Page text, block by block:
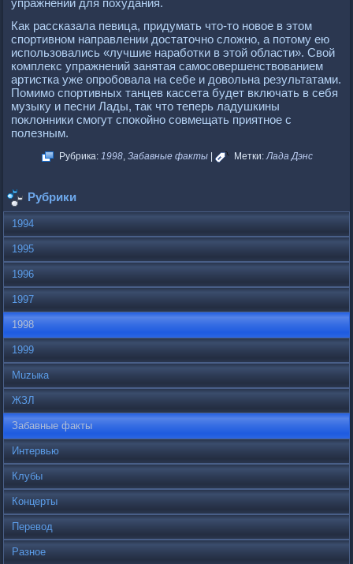
упражнений для похудания.
Как рассказала певица, придумать что-то новое в этом
спортивном направлении достаточно сложно, а потому ею
использовались «лучшие наработки в этой области». Свой
комплекс упражнений занятая самосовершенствованием
артистка уже опробовала на себе и довольна результатами.
Помимо спортивных танцев кассета будет включать в себя
музыку и песни Лады, так что теперь ладушкины
поклонники смогут спокойно совмещать приятное с
полезным.
Рубрика: 1998, Забавные факты Метки: Лада Дэнс
Рубрики
1994
1995
1996
1997
1998
1999
Muzыка
ЖЗЛ
Забавные факты
Интервью
Клубы
Концерты
Перевод
Разное